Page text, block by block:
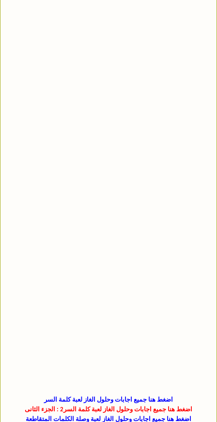
اضغط هنا جميع اجابات وحلول الغاز لعبة كلمة السر
اضغط هنا جميع اجابات وحلول الغاز لعبة كلمة السر2 : الجزء الثانى
اضغط هنا جميع اجابات وحلول الغاز لعبة وصلة الكلمات المتقاطعة